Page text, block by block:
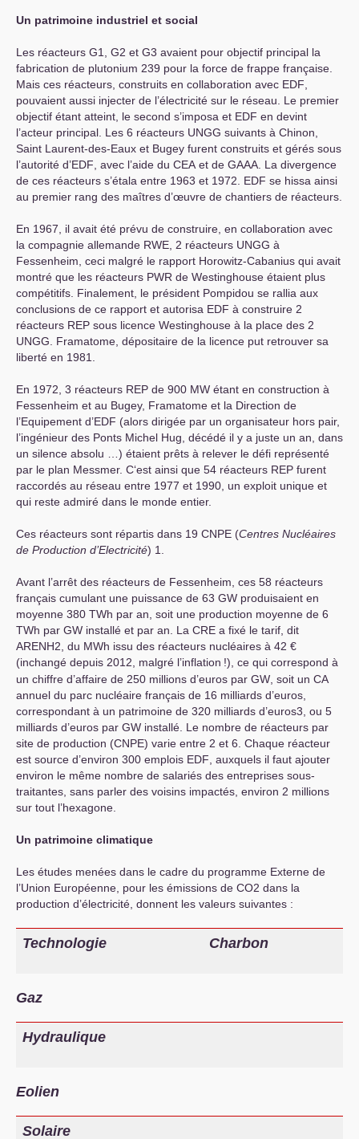
Un patrimoine industriel et social
Les réacteurs G1, G2 et G3 avaient pour objectif principal la
fabrication de plutonium 239 pour la force de frappe française.
Mais ces réacteurs, construits en collaboration avec EDF
pouvaient aussi injecter de l’électricité sur le réseau. Le premier
objectif étant atteint, le second s’imposa et EDF en devint
l’acteur principal. Les 6 réacteurs UNGG suivants à Chinon,
Saint Laurent-des-Eaux et Bugey furent construits et gérés sous
l’autorité d’EDF , avec l’aide du CEA et de GAAA . La divergence
de ces réacteurs s’étala entre 1963 et 1972. EDF se hissa ainsi
au premier rang des maîtres d’œuvre de chantiers de réacteurs.
En 1967, il avait été prévu de construire, en collaboration avec
la compagnie allemande RWE , 2 réacteurs UNGG à
Fessenheim, ceci malgré le rapport Horowitz-Cabanius qui avait
montré que les réacteurs PWR de Westinghouse étaient plus
compétitifs. Finalement, le président Pompidou se rallia aux
conclusions de ce rapport et autorisa EDF à construire 2
réacteurs REP sous licence Westinghouse à la place des 2
UNGG . Framatome, dépositaire de la licence put retrouver sa
liberté en 1981.
En 1972, 3 réacteurs REP de 900 MW étant en construction à
Fessenheim et au Bugey, Framatome et la Direction de
l’Equipement d’EDF (alors dirigée par un organisateur hors pair,
l’ingénieur des Ponts Michel Hug, décédé il y a juste un an, dans
un silence absolu …) étaient prêts à relever le défi représenté
par le plan Messmer. C‘est ainsi que 54 réacteurs REP furent
raccordés au réseau entre 1977 et 1990, un exploit unique et
qui reste admiré dans le monde entier.
Ces réacteurs sont répartis dans 19 CNPE (Centres Nucléaires
de Production d’Electricité) 1.
Avant l’arrêt des réacteurs de Fessenheim, ces 58 réacteurs
français cumulant une puissance de 63 GW produisaient en
moyenne 380 TWh par an, soit une production moyenne de 6
TWh par GW installé et par an. La CRE a fixé le tarif, dit
ARENH2 , du MWh issu des réacteurs nucléaires à 42 €
(inchangé depuis 2012, malgré l’inflation !), ce qui correspond à
un chiffre d’affaire de 250 millions d’euros par GW , soit un CA
annuel du parc nucléaire français de 16 milliards d’euros,
correspondant à un patrimoine de 320 milliards d’euros3, ou 5
milliards d’euros par GW installé. Le nombre de réacteurs par
site de production (CNPE) varie entre 2 et 6. Chaque réacteur
est source d’environ 300 emplois EDF , auxquels il faut ajouter
environ le même nombre de salariés des entreprises sous-
traitantes, sans parler des voisins impactés, environ 2 millions
sur tout l’hexagone.
Un patrimoine climatique
Les études menées dans le cadre du programme Externe de
l’Union Européenne, pour les émissions de CO2 dans la
production d’électricité, donnent les valeurs suivantes :
Technologie Charbon
Gaz
Hydraulique
Eolien
Solaire